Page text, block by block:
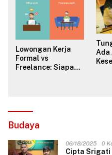
Lowongan Kerja
Formal vs
Freelance: Siapa
Ada
Budaya
06/18/2025 0
Cipta Srigati